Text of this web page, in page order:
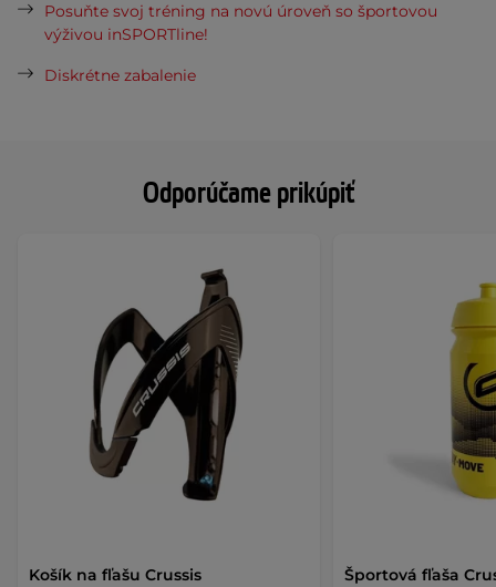
Odporúčame prikúpiť
Košík na fľašu Crussis Športová fľaša
Posuňte svoj tréning na novú úroveň so športovou
výživou inSPORTline!
Diskrétne zabalenie